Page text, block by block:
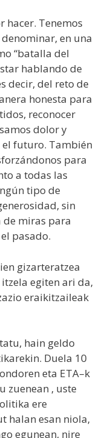
hacer. Tenemos
en una
“batalla del
hablando de
decir, del reto de
honesta para
reconocer
dolor y
futuro. También
para
a todas las
tipo de
sin
miras para
pasado.
gizarteratzea
egiten ari da,
eraikitzaileak
hain geldo
Duela 10
eta ETA–k
zuenean , uste
ere
halan esan niola,
egunean, nire